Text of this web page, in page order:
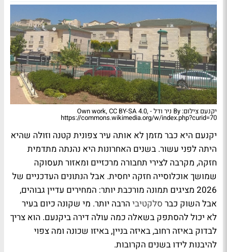
יקנעם צילום: By ניר ודל - Own work, CC BY-SA 4.0,
https://commons.wikimedia.org/w/index.php?curid=70
יקנעם היא כבר מזמן לא אותה עיר צפונית קטנה וזולה שהיא
היתה לפני עשור. בשנים האחרונות היא נהנתה מתדמית
חזקה, מקרבה לצירי תחבורה מרכזיים ומאזור תעסוקה
שמושך אוכלוסייה חזקה יחסית. אבל הנתונים העדכניים של
2026 מציגים תמונה מורכבת יותר: המחירים עדיין גבוהים,
אבל השוק כבר סלקטיבי הרבה יותר. מי שקונה כיום בעיר
לא יכול להסתפק בשאלה כמה עולה דירה ביקנעם. הוא צריך
לבדוק באיזה רחוב, באיזה בניין, באיזו שכונה ומה צפוי
להיבנות לידו בשנים הקרובות.